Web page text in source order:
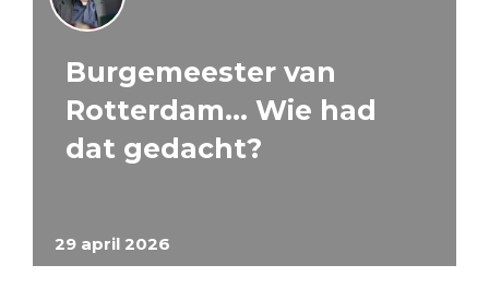
29 april 2026
Burgemeester van
Rotterdam… Wie had
dat gedacht?